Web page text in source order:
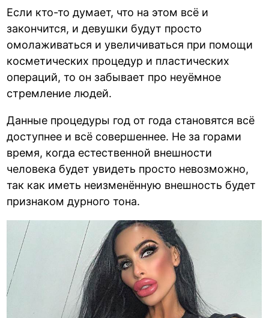
Если кто-то думает, что на этом всё и
закончится, и девушки будут просто
омолаживаться и увеличиваться при помощи
косметических процедур и пластических
операций, то он забывает про неуёмное
стремление людей.
Данные процедуры год от года становятся всё
доступнее и всё совершеннее. Не за горами
время, когда естественной внешности
человека будет увидеть просто невозможно,
так как иметь неизменённую внешность будет
признаком дурного тона.